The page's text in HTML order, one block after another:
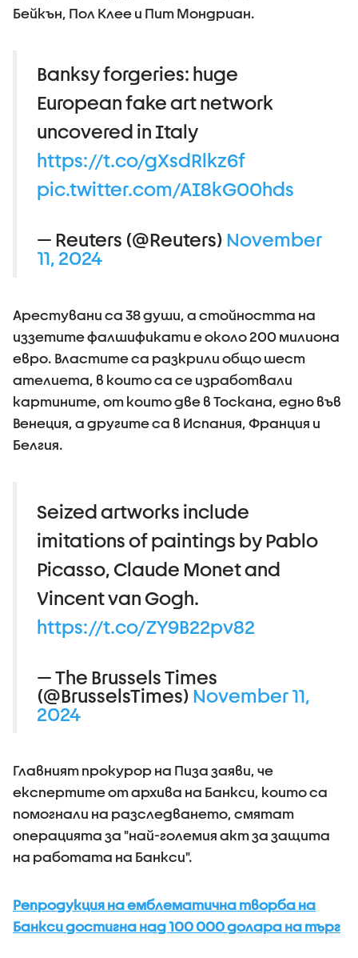
Бейкън, Пол Клее и Пит Мондриан.
Banksy forgeries: huge
European fake art network
uncovered in Italy
https://t.co/gXsdRlkz6f
pic.twitter.com/AI8kG00hds
— Reuters (@Reuters) November
11, 2024
Арестувани са 38 души, а стойността на
иззетите фалшификати е около 200 милиона
евро. Властите са разкрили общо шест
ателиета, в които са се изработвали
картините, от които две в Тоскана, едно във
Венеция, а другите са в Испания, Франция и
Белгия.
Seized artworks include
imitations of paintings by Pablo
Picasso, Claude Monet and
Vincent van Gogh.
https://t.co/ZY9B22pv82
— The Brussels Times
(@BrusselsTimes) November 11,
2024
Главният прокурор на Пиза заяви, че
експертите от архива на Банкси, които са
помогнали на разследването, смятат
операцията за "най-големия акт за защита
на работата на Банкси".
Репродукция на емблематична творба на
Банкси достигна над 100 000 долара на търг